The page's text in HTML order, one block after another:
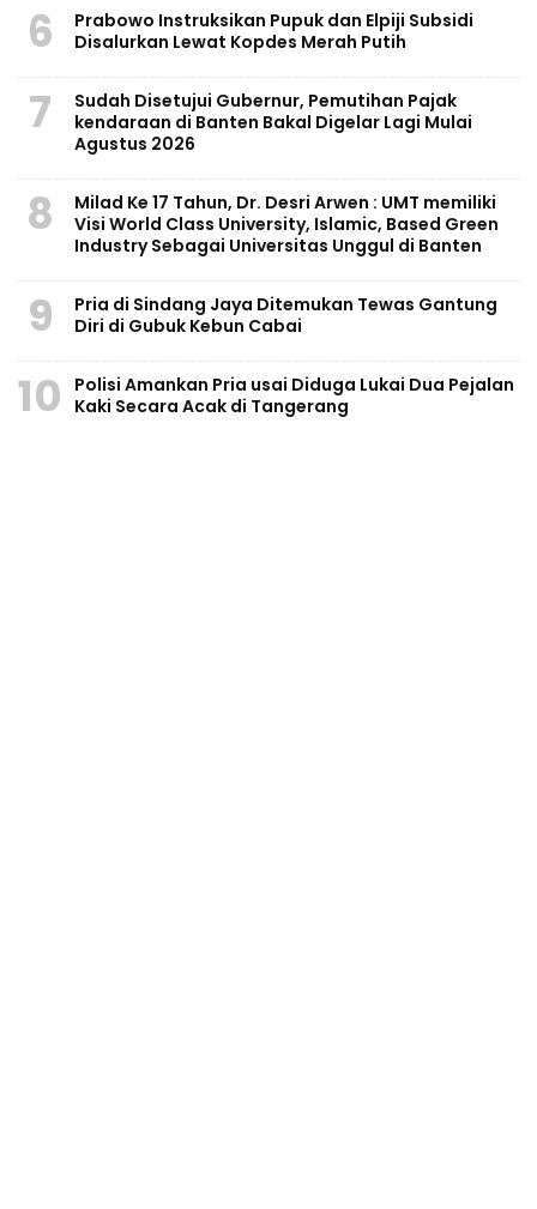
6
Prabowo Instruksikan Pupuk dan Elpiji Subsidi
Disalurkan Lewat Kopdes Merah Putih
7
Sudah Disetujui Gubernur, Pemutihan Pajak
kendaraan di Banten Bakal Digelar Lagi Mulai
Agustus 2026
8
Milad Ke 17 Tahun, Dr. Desri Arwen : UMT memiliki
Visi World Class University, Islamic, Based Green
Industry Sebagai Universitas Unggul di Banten
9
Pria di Sindang Jaya Ditemukan Tewas Gantung
Diri di Gubuk Kebun Cabai
10
Polisi Amankan Pria usai Diduga Lukai Dua Pejalan
Kaki Secara Acak di Tangerang